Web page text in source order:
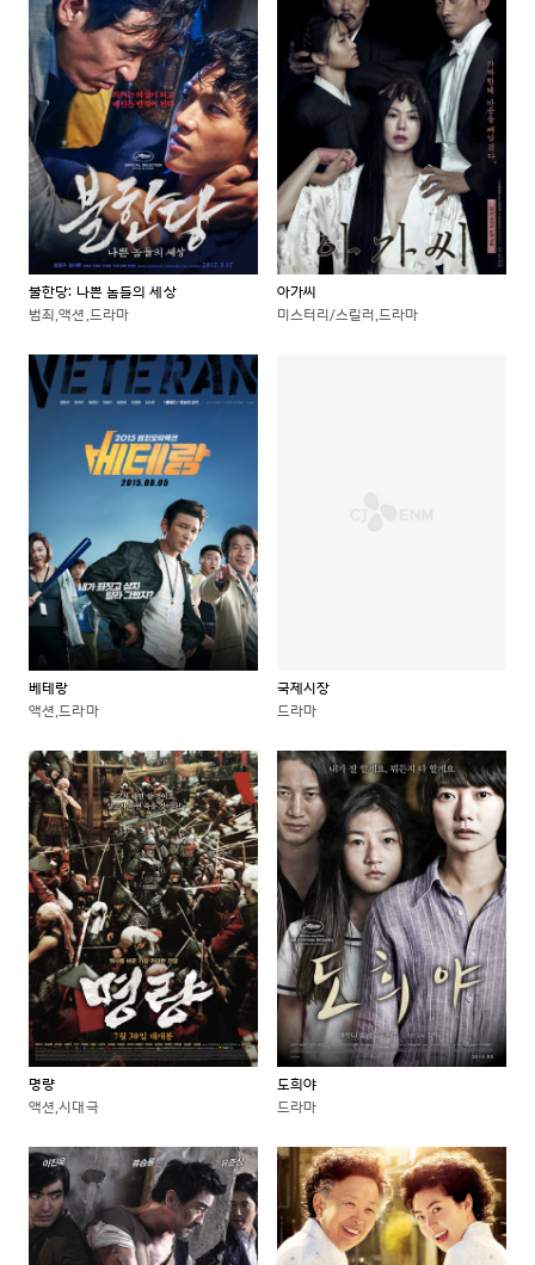
불한당: 나쁜 놈들의 세상
범죄,액션,드라마
아가씨
미스터리/스릴러,드라마
베테랑
액션,드라마
국제시장
드라마
명량
액션,시대극
도희야
드라마